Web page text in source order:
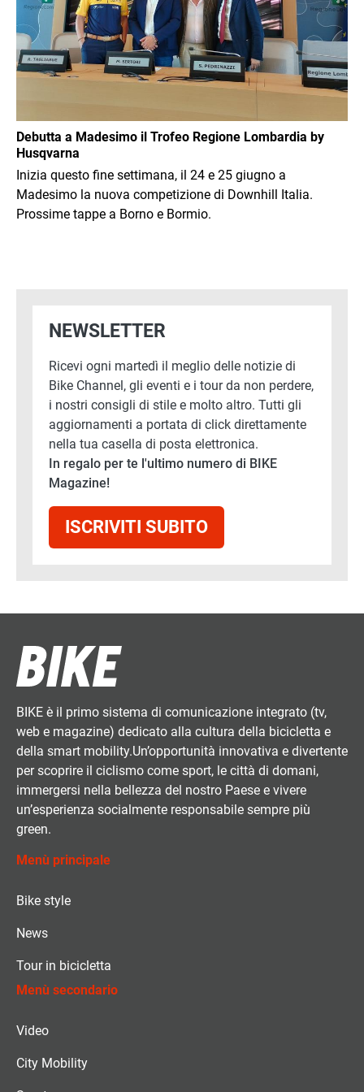
Debutta a Madesimo il Trofeo Regione Lombardia by
Husqvarna
Inizia questo fine settimana, il 24 e 25 giugno a
Madesimo la nuova competizione di Downhill Italia.
Prossime tappe a Borno e Bormio.
NEWSLETTER
Ricevi ogni martedì il meglio delle notizie di
Bike Channel, gli eventi e i tour da non perdere,
i nostri consigli di stile e molto altro. Tutti gli
aggiornamenti a portata di click direttamente
nella tua casella di posta elettronica.
In regalo per te l'ultimo numero di BIKE
Magazine!
ISCRIVITI SUBITO
BIKE è il primo sistema di comunicazione integrato (tv,
web e magazine) dedicato alla cultura della bicicletta e
della smart mobility.Un’opportunità innovativa e divertente
per scoprire il ciclismo come sport, le città di domani,
immergersi nella bellezza del nostro Paese e vivere
un’esperienza socialmente responsabile sempre più
green.
Menù principale
Bike style
News
Tour in bicicletta
Menù secondario
Video
City Mobility